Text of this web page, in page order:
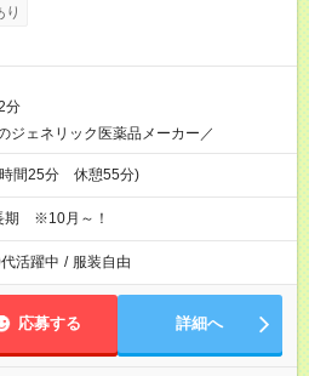
り
分
ジェネリック医薬品メーカー／
間25分 休憩55分)
期 ※10月～！
活躍中 / 服装自由
応募する 詳細へ